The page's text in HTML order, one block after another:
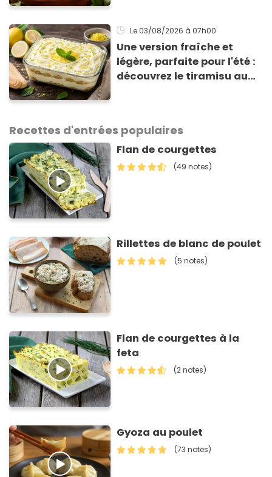
Le 03/08/2026 à 07h00
Une version fraîche et
légère, parfaite pour l'été :
découvrez le tiramisu au
Recettes d'entrées populaires
Flan de courgettes
(49 notes)
Rillettes de blanc de poulet
(5 notes)
Flan de courgettes à la
feta
(2 notes)
Gyoza au poulet
(73 notes)